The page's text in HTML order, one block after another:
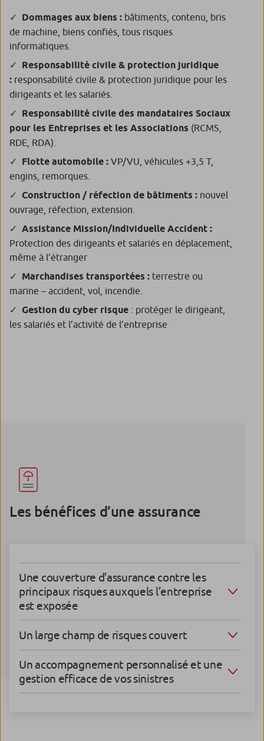
Dommages aux biens : bâtiments, contenu, bris
de machine, biens confiés, tous risques
informatiques.
Responsabilité civile & protection juridique
: responsabilité civile & protection juridique pour les
dirigeants et les salariés.
Responsabilité civile des mandataires Sociaux
pour les Entreprises et les Associations (RCMS,
RDE, RDA).
Flotte automobile : VP/VU, véhicules +3,5 T,
engins, remorques.
Construction / réfection de bâtiments : nouvel
ouvrage, réfection, extension.
Assistance Mission/Individuelle Accident :
Protection des dirigeants et salariés en déplacement,
même à l’étranger
Marchandises transportées : terrestre ou
marine – accident, vol, incendie.
Gestion du cyber risque : protéger le dirigeant,
les salariés et l’activité de l’entreprise
Les bénéfices d’une assurance
Une couverture d’assurance contre les
principaux risques auxquels l’entreprise
est exposée
Un large champ de risques couvert
Un accompagnement personnalisé et une
gestion efficace de vos sinistres